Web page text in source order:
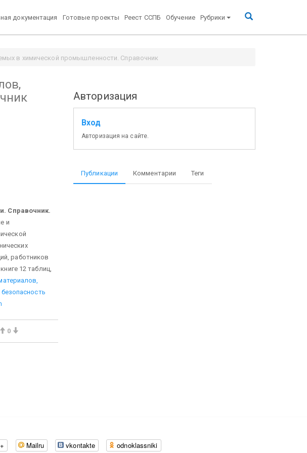
документация Готовые проекты Реест ССПБ Обучение Рубрики
в химической промышленности. Справочник
Справочник.
и
работников
12 таблиц,
0
Авторизация
Вход
Авторизация на сайте.
Публикации Комментарии Теги
Mailru vkontakte odnoklassniki